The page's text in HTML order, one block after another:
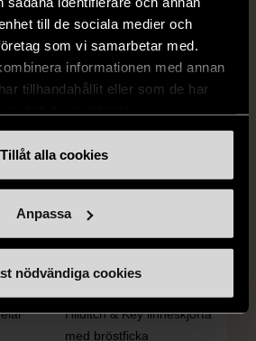
till de sociala medier och
som vi samarbetar med.
informationen med annan
tillhandahållit eller som de har
Tillåt alla cookies
Anpassa
nödvändiga cookies
Mycket gott skick
279 kr
1/5
Hilditch & Key linneskjorta
med bröstficka